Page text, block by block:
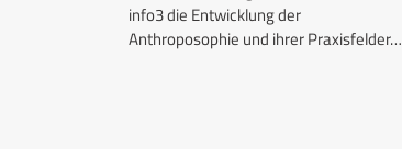
info3 die Entwicklung der
Anthroposophie und ihrer Praxisfelder…